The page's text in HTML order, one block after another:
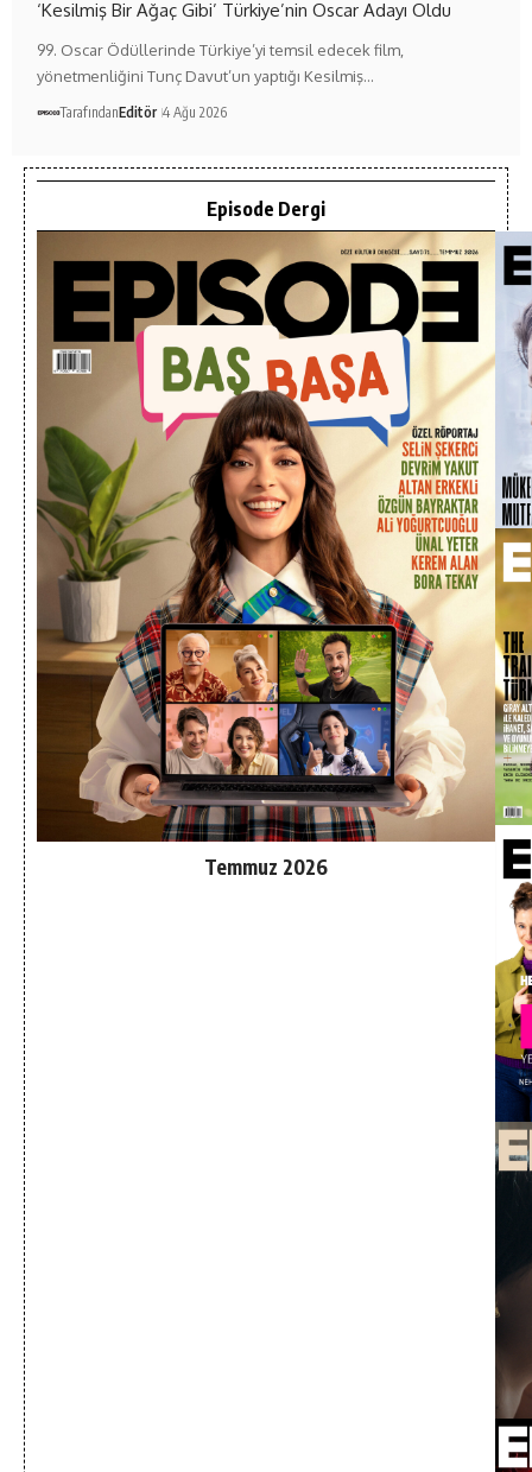
‘Kesilmiş Bir Ağaç Gibi’ Türkiye’nin Oscar Adayı Oldu
99. Oscar Ödüllerinde Türkiye’yi temsil edecek film,
yönetmenliğini Tunç Davut’un yaptığı Kesilmiş…
TarafındanEditör 4 Ağu 2026
Episode Dergi
Temmuz 2026